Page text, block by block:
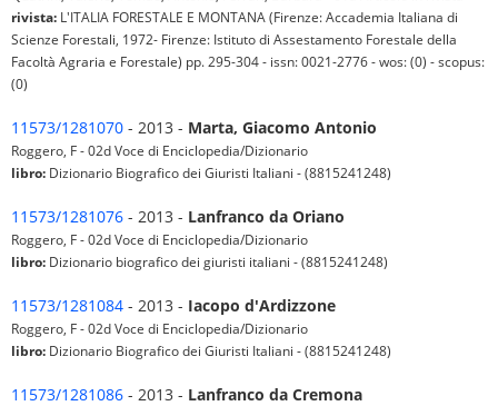
rivista: L'ITALIA FORESTALE E MONTANA (Firenze: Accademia Italiana di
Scienze Forestali, 1972- Firenze: Istituto di Assestamento Forestale della
Facoltà Agraria e Forestale) pp. 295-304 - issn: 0021-2776 - wos: (0) - scopus:
(0)
11573/1281070 - 2013 - Marta, Giacomo Antonio
Roggero, F - 02d Voce di Enciclopedia/Dizionario
libro: Dizionario Biografico dei Giuristi Italiani - (8815241248)
11573/1281076 - 2013 - Lanfranco da Oriano
Roggero, F - 02d Voce di Enciclopedia/Dizionario
libro: Dizionario biografico dei giuristi italiani - (8815241248)
11573/1281084 - 2013 - Iacopo d'Ardizzone
Roggero, F - 02d Voce di Enciclopedia/Dizionario
libro: Dizionario Biografico dei Giuristi Italiani - (8815241248)
11573/1281086 - 2013 - Lanfranco da Cremona